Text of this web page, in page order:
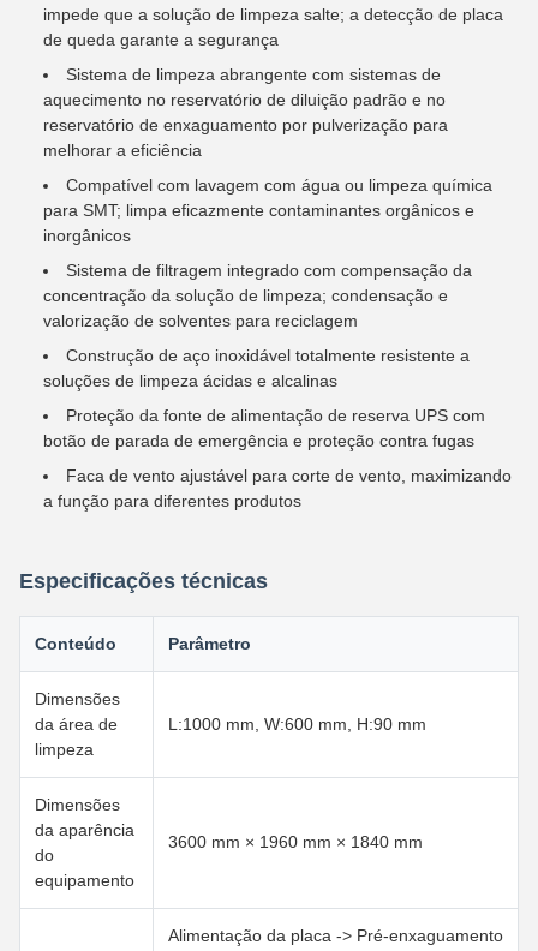
impede que a solução de limpeza salte; a detecção de placa
de queda garante a segurança
Sistema de limpeza abrangente com sistemas de
aquecimento no reservatório de diluição padrão e no
reservatório de enxaguamento por pulverização para
melhorar a eficiência
Compatível com lavagem com água ou limpeza química
para SMT; limpa eficazmente contaminantes orgânicos e
inorgânicos
Sistema de filtragem integrado com compensação da
concentração da solução de limpeza; condensação e
valorização de solventes para reciclagem
Construção de aço inoxidável totalmente resistente a
soluções de limpeza ácidas e alcalinas
Proteção da fonte de alimentação de reserva UPS com
botão de parada de emergência e proteção contra fugas
Faca de vento ajustável para corte de vento, maximizando
a função para diferentes produtos
Especificações técnicas
Conteúdo Parâmetro
Dimensões
da área de
limpeza
L:1000 mm, W:600 mm, H:90 mm
Dimensões
da aparência
do
equipamento
3600 mm × 1960 mm × 1840 mm
Alimentação da placa -> Pré-enxaguamento